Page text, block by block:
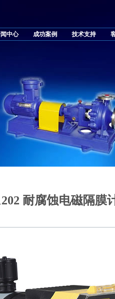
中心 成功案例 技术支持
耐腐蚀电磁隔膜